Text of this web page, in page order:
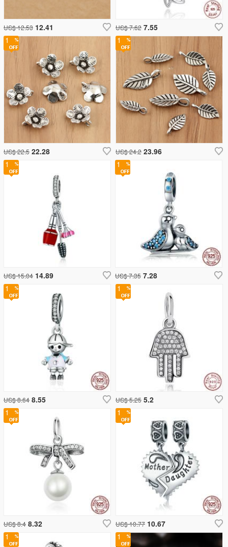
1
US$ 24.2 23.96
US$ 12.53 12.41
1
US$ 22.5 22.28
US$ 7.62 7.55
1
US$ 15.04 14.89
1
US$ 8.64 8.55
1
US$ 10.77 10.67
1
US$ 7.35 7.28
1
US$ 8.4 8.32
1
US$ 5.25 5.2
1 1